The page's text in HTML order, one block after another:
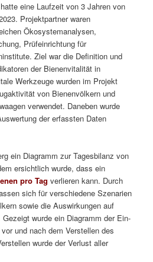
eine Laufzeit von 3 Jahren von
Projektpartner waren
Ökosystemanalysen,
Prüfeinrichtung für
Ziel war die Definition und
der Bienenvitalität in
Werkzeuge wurden im Projekt
von Bienenvölkern und
verwendet. Daneben wurde
der erfassten Daten
ein Diagramm zur Tagesbilanz von
ersichtlich wurde, dass ein
pro Tag verlieren kann. Durch
sich für verschiedene Szenarien
sowie die Auswirkungen auf
wurde ein Diagramm der Ein-
und nach dem Verstellen des
wurde der Verlust aller